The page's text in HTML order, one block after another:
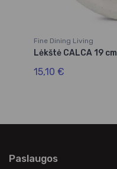
Fine Dining Living
Lėkštė CALCA 19 cm
15,10 €
Paslaugos